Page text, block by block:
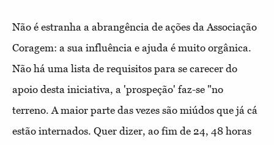
Não é estranha a abrangência de ações da Associação
Coragem: a sua influência e ajuda é muito orgânica.
Não há uma lista de requisitos para se carecer do
apoio desta iniciativa, a 'prospeção' faz-se "no
terreno. A maior parte das vezes são miúdos que já cá
estão internados. Quer dizer, ao fim de 24, 48 horas